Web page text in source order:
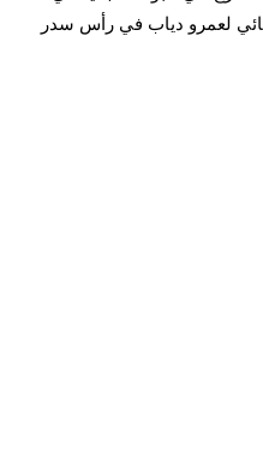
غنائي لعمرو دياب في رأس سدر